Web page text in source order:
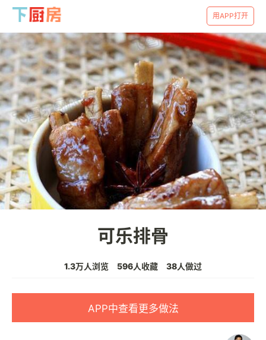
用APP打开
可乐排骨
1.3万人浏览 596人收藏 38人做过
APP中查看更多做法